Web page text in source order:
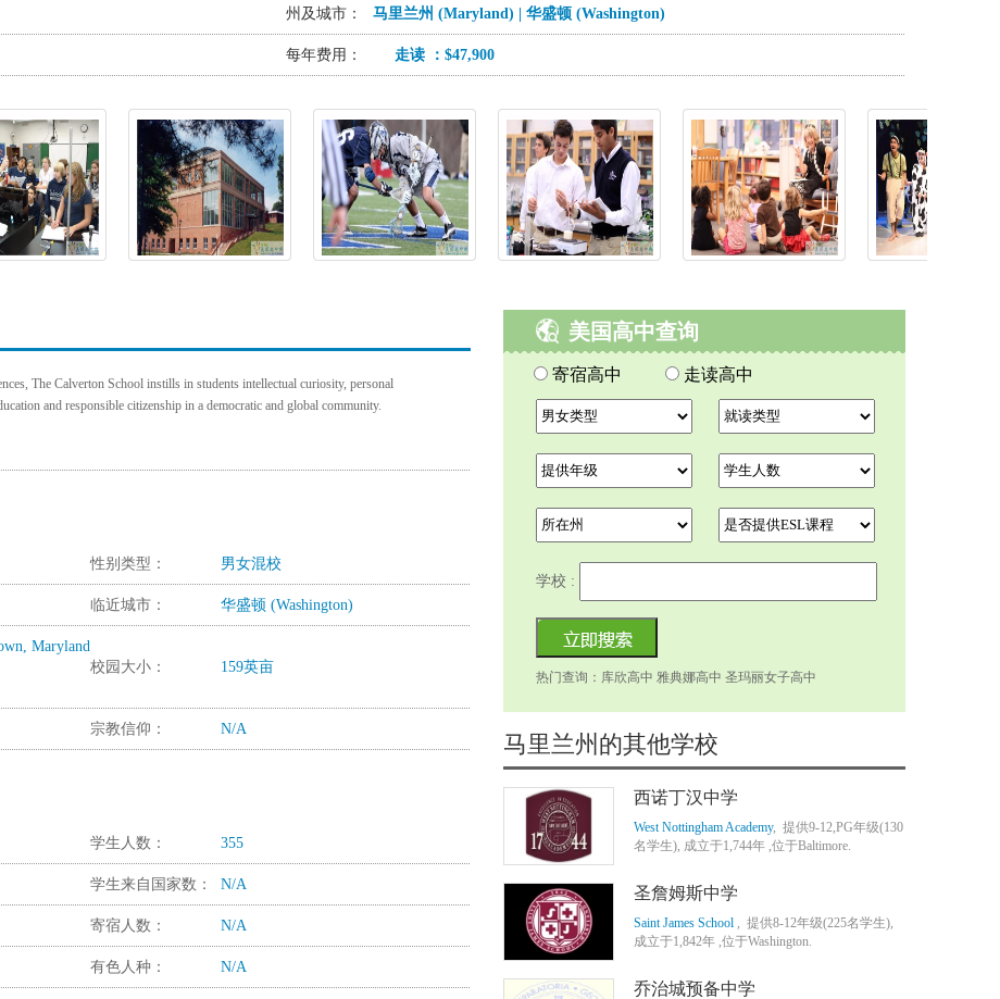
州及城市： 马里兰州 (Maryland) | 华盛顿 (Washington)
每年费用： 走读 ：$47,900
The Calverton School instills in students intellectual curiosity, personal
and responsible citizenship in a democratic and global community.
性别类型： 男女混校
临近城市： 华盛顿 (Washington)
Maryland
校园大小： 159英亩
宗教信仰： N/A
学生人数： 355
学生来自国家数： N/A
寄宿人数： N/A
有色人种： N/A
美国高中查询
寄宿高中 走读高中
学校 :
热门查询：库欣高中 雅典娜高中 圣玛丽女子高中
马里兰州的其他学校
西诺丁汉中学
West Nottingham Academy, 提供9-12,PG年级(130
名学生), 成立于1,744年 ,位于Baltimore.
圣詹姆斯中学
Saint James School , 提供8-12年级(225名学生),
成立于1,842年 ,位于Washington.
乔治城预备中学